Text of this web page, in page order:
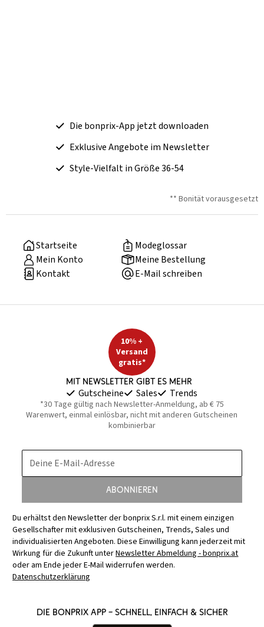
Die bonprix-App jetzt downloaden
Exklusive Angebote im Newsletter
Style-Vielfalt in Größe 36-54
** Bonität vorausgesetzt
Startseite
Modeglossar
Mein Konto
Meine Bestellung
Kontakt
E-Mail schreiben
10% +
Versand
gratis*
Mit Newsletter gibt es mehr
Gutscheine Sales Trends
*30 Tage gültig nach Newsletter-Anmeldung, ab € 75
Warenwert, einmal einlösbar, nicht mit anderen Gutscheinen
kombinierbar
Deine E-Mail-Adresse
Abonnieren
Du erhältst den Newsletter der bonprix S.r.l. mit einem einzigen
Gesellschafter mit exklusiven Gutscheinen, Trends, Sales und
individualisierten Angeboten. Diese Einwilligung kann jederzeit mit
Wirkung für die Zukunft unterNewsletter Abmeldung - bonprix.at
oder am Ende jeder E-Mail widerrufen werden.
Datenschutzerklärung
Die bonprix App – schnell, einfach & sicher